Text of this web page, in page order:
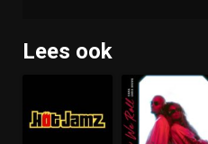
Lees ook